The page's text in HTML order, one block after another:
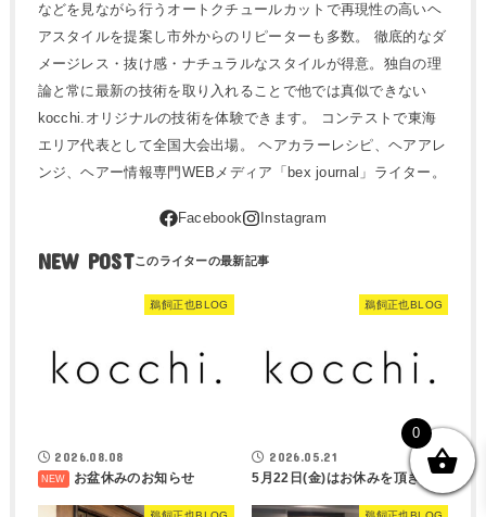
などを見ながら行うオートクチュールカットで再現性の高いヘ
アスタイルを提案し市外からのリピーターも多数。 徹底的なダ
メージレス・抜け感・ナチュラルなスタイルが得意。独自の理
論と常に最新の技術を取り入れることで他では真似できない
kocchi.オリジナルの技術を体験できます。 コンテストで東海
エリア代表として全国大会出場。 ヘアカラーレシピ、ヘアアレ
ンジ、ヘアー情報専門WEBメディア「bex journal」ライター。
NEW POST
鵜飼正也BLOG
2026.08.08
お盆休みのお知らせ
鵜飼正也BLOG
2026.05.21
5月22日(金)はお休みを頂きます
0